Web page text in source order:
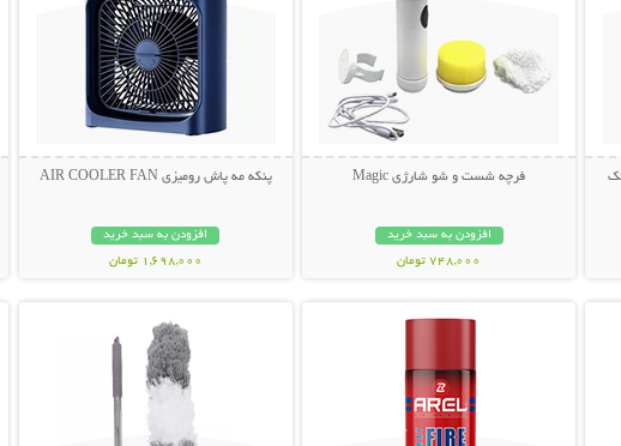
فرچه شست و شو شارژی Magic
افزودن به سبد خرید
748,000 تومان
پنکه مه پاش رومیزی AIR COOLER FAN
افزودن به سبد خرید
1,698,000 تومان